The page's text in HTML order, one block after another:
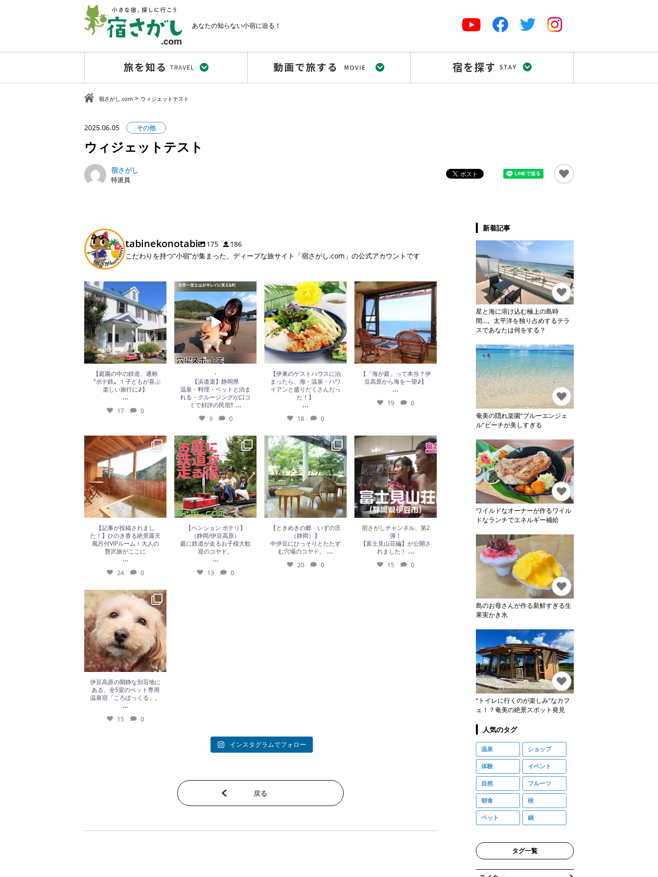
あなたの知らない小宿に迫る！
宿さがし.com > ウィジェットテスト
2025.06.05 その他
ウィジェットテスト
宿さがし
特派員
tabinekonotabi 175
186
こだわりを持つ“小宿”が集まった、ディープな旅サイト「宿さがし.com」の公式アカウントです
【庭園の中の鉄道、通称
〝ポテ鉄〟！子どもが喜ぶ
楽しい旅行に♪】
...
17 0
9 0
・
【浜道楽】静岡県
温泉・料理・ペットと泊ま
れる・クルージングが口コ
ミで好評の民宿‼ ...
9 0
18 0
【伊東のゲストハウスに泊
まったら、海・温泉・ハワ
イアンと盛りだくさんだっ
た！】
...
18 0
19 0
【「海が庭」って本当？伊
豆高原から海を一望♪】
...
19 0
24 0
【記事が投稿されまし
た！】ひのき香る絶景露天
風呂付VIPルーム！大人の
贅沢旅がここに
...
24 0
13 0
【ペンション ポテリ】
（静岡/伊豆高原）
庭に鉄道が走るお子様大歓
迎のコヤド。
...
13 0
20 0
【ときめきの郷 いずの庄
（静岡）】
中伊豆にひっそりとたたず
む穴場のコヤド。
...
20 0
0
宿さがしチャンネル、第2
弾！
【富士見山荘編】が公開さ
れました！ ...
15 0
15 0
伊豆高原の閑静な別荘地に
ある、全5室のペット専用
温泉宿「ころぽっくる」。
...
15 0
インスタグラムでフォロー
戻る
新着記事
星と海に溶け込む極上の島時
間…。太平洋を独り占めするテラ
スであなたは何をする？
奄美の隠れ楽園“ブルーエンジェ
ル”ビーチが美しすぎる
ワイルドなオーナーが作るワイル
ドなランチでエネルギー補給
島のお母さんが作る新鮮すぎる生
果実かき氷
“トイレに行くのが楽しみ”なカフ
ェ！？奄美の絶景スポット発見
人気のタグ
温泉 ショップ
体験 イベント
自然 フルーツ
朝食 桜
ペット 鍋
タグ一覧